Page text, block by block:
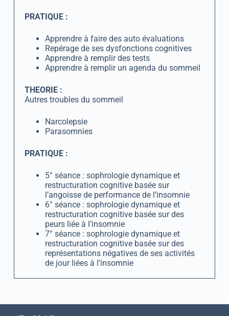
PRATIQUE :
Apprendre à faire des auto évaluations
Repérage de ses dysfonctions cognitives
Apprendre à remplir des tests
Apprendre à remplir un agenda du sommeil
THEORIE :
Autres troubles du sommeil
Narcolepsie
Parasomnies
PRATIQUE :
5° séance : sophrologie dynamique et
restructuration cognitive basée sur
l’angoisse de performance de l’insomnie
6° séance : sophrologie dynamique et
restructuration cognitive basée sur des
peurs liée à l’insomnie
7° séance : sophrologie dynamique et
restructuration cognitive basée sur des
représentations négatives de ses activités
de jour liées à l’insomnie